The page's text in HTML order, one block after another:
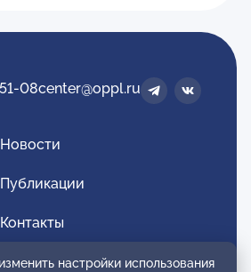
08center@oppl.ru
Новости
Публикации
Контакты
Для спонсоров и партнеров
настройки использования